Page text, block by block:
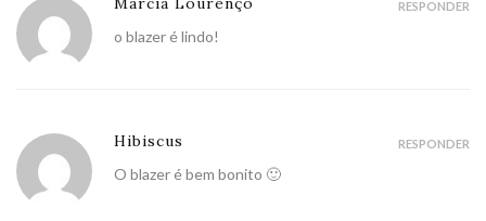
o blazer é lindo!
RESPONDER
Hibiscus
O blazer é bem bonito 🙂
RESPONDER